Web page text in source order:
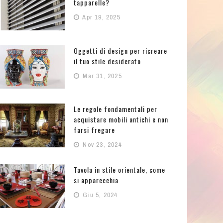
tapparelle?
Apr 19, 2025
Oggetti di design per ricreare
il tuo stile desiderato
Mar 31, 2025
Le regole fondamentali per
acquistare mobili antichi e non
farsi fregare
Nov 23, 2024
Tavola in stile orientale, come
si apparecchia
Giu 5, 2024